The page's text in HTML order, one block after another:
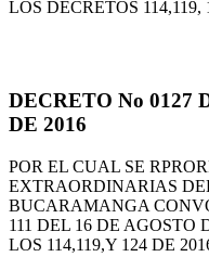
LOS DECRETOS 114,119,
DECRETO No 0127
DE 2016
POR EL CUAL SE
EXTRAORDINARIAS
BUCARAMANGA
111 DEL 16 DE AGOSTO
LOS 114,119,Y 124 DE